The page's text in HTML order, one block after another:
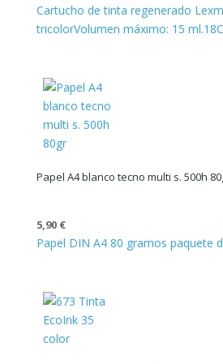
Cartucho de tinta regenerado
tricolorVolumen máximo: 15 ml.
Papel A4 blanco tecno multi s. 500h
5,90 €
Papel DIN A4 80 gramos paquete